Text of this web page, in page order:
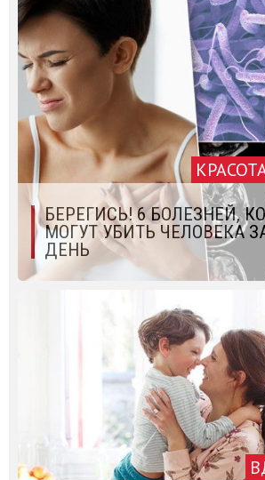
БЕРЕГИСЬ! 6 БОЛЕЗНЕЙ,
МОГУТ УБИТЬ ЧЕЛОВЕКА
ДЕНЬ